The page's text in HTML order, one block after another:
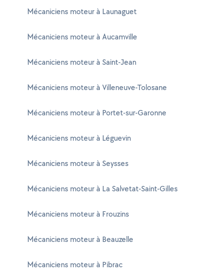
Mécaniciens moteur à Launaguet
Mécaniciens moteur à Aucamville
Mécaniciens moteur à Saint-Jean
Mécaniciens moteur à Villeneuve-Tolosane
Mécaniciens moteur à Portet-sur-Garonne
Mécaniciens moteur à Léguevin
Mécaniciens moteur à Seysses
Mécaniciens moteur à La Salvetat-Saint-Gilles
Mécaniciens moteur à Frouzins
Mécaniciens moteur à Beauzelle
Mécaniciens moteur à Pibrac